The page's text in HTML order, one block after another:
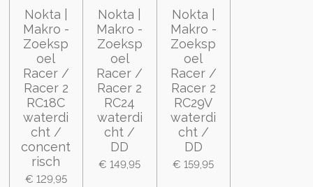
Nokta |
Makro -
Zoeksp
oel
Racer /
Racer 2
RC18C
waterdi
cht /
concent
risch
€ 129,95
Nokta |
Makro -
Zoeksp
oel
Racer /
Racer 2
RC24
waterdi
cht /
DD
€ 149,95
Nokta |
Makro -
Zoeksp
oel
Racer /
Racer 2
RC29V
waterdi
cht /
DD
€ 159,95